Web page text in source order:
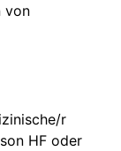
von
r
HF oder